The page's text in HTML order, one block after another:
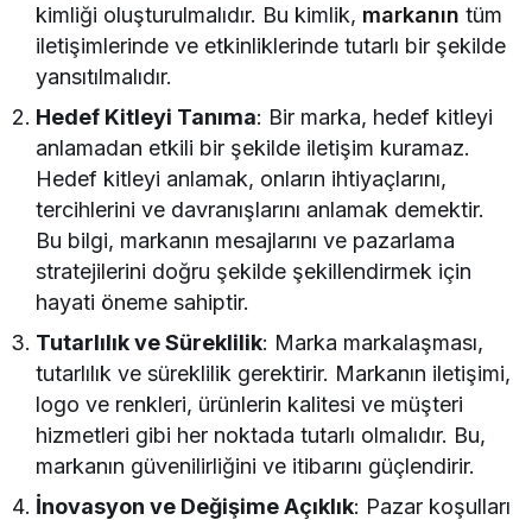
kimliği oluşturulmalıdır. Bu kimlik, markanın tüm
iletişimlerinde ve etkinliklerinde tutarlı bir şekilde
yansıtılmalıdır.
Hedef Kitleyi Tanıma: Bir marka, hedef kitleyi
anlamadan etkili bir şekilde iletişim kuramaz.
Hedef kitleyi anlamak, onların ihtiyaçlarını,
tercihlerini ve davranışlarını anlamak demektir.
Bu bilgi, markanın mesajlarını ve pazarlama
stratejilerini doğru şekilde şekillendirmek için
hayati öneme sahiptir.
Tutarlılık ve Süreklilik: Marka markalaşması,
tutarlılık ve süreklilik gerektirir. Markanın iletişimi,
logo ve renkleri, ürünlerin kalitesi ve müşteri
hizmetleri gibi her noktada tutarlı olmalıdır. Bu,
markanın güvenilirliğini ve itibarını güçlendirir.
İnovasyon ve Değişime Açıklık: Pazar koşulları